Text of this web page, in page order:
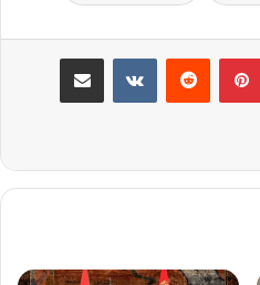
بينتيريست